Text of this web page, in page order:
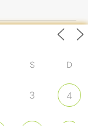
S D
3 4